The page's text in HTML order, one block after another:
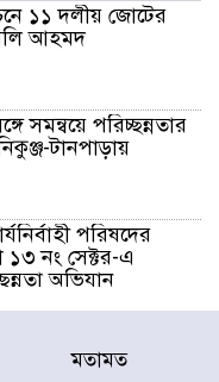
১১ দলীয় জোটের
অলি আহমদ
সমন্বয়ে পরিচ্ছন্নতার
টানপাড়ায়
পরিষদের
১৩ নং সেক্টর-এ
অভিযান
২৪ ঘণ্টায় গ্রেপ্তার
অস্ত্র মতামত